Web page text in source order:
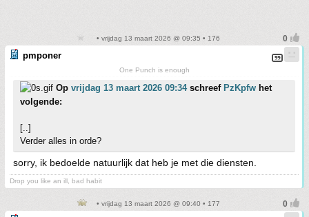
• vrijdag 13 maart 2026 @ 09:35 • 176
pmponer
One Punch is enough
Op vrijdag 13 maart 2026 09:34schreef PzKpfw het
volgende:
[..]
Verder alles in orde?
sorry, ik bedoelde natuurlijk dat heb je met die diensten.
Drop you like an ill, bad habit
• vrijdag 13 maart 2026 @ 09:40 • 177